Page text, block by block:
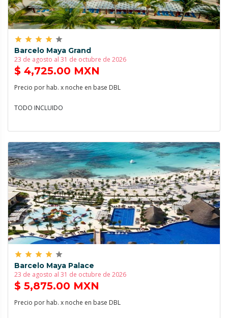
grade grade grade grade grade
Barcelo Maya Grand
23 de agosto al 31 de octubre de 2026
$ 4,725.00 MXN
Precio por hab. x noche en base DBL
TODO INCLUIDO
grade grade grade grade grade
Barcelo Maya Palace
23 de agosto al 31 de octubre de 2026
$ 5,875.00 MXN
Precio por hab. x noche en base DBL